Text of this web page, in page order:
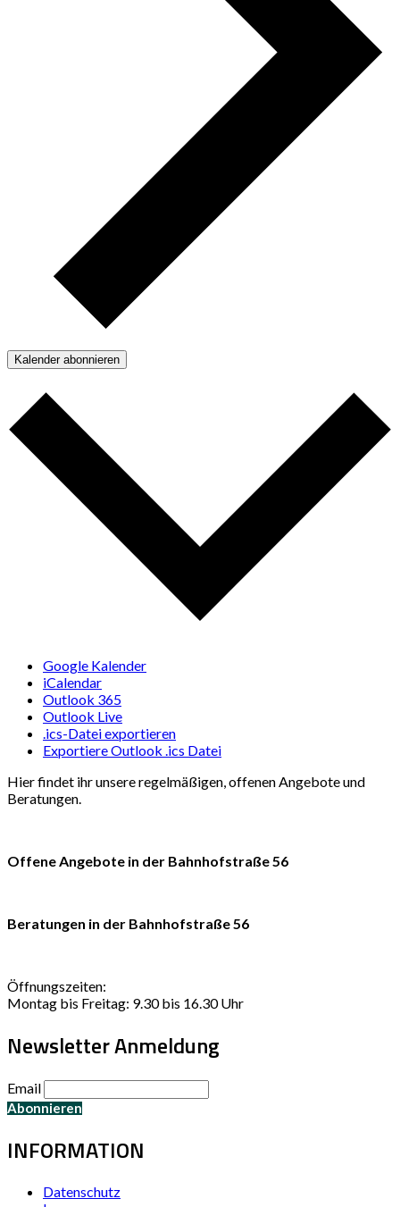
Kalender abonnieren
Google Kalender
iCalendar
Outlook 365
Outlook Live
.ics-Datei exportieren
Exportiere Outlook .ics Datei
Hier findet ihr unsere regelmäßigen, offenen Angebote und
Beratungen.
Offene Angebote in der Bahnhofstraße 56
Beratungen in der Bahnhofstraße 56
Öffnungszeiten:
Montag bis Freitag: 9.30 bis 16.30 Uhr
Newsletter Anmeldung
Email
INFORMATION
Datenschutz